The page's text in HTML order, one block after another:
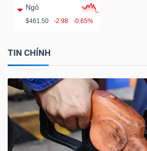
Ngô
$461.50 -2.98 -0.65%
TIN CHÍNH